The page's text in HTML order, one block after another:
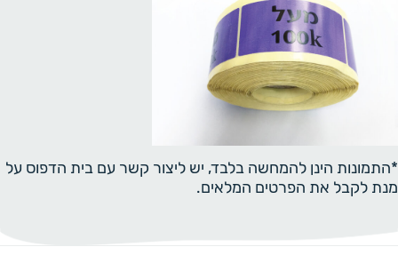
*התמונות הינן להמחשה בלבד, יש ליצור קשר עם בית הדפוס על
מנת לקבל את הפרטים המלאים.